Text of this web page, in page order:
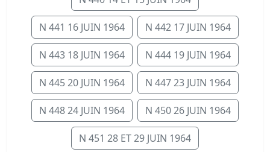
N 441 16 JUIN 1964 N 442 17 JUIN 1964
N 443 18 JUIN 1964 N 444 19 JUIN 1964
N 445 20 JUIN 1964 N 447 23 JUIN 1964
N 448 24 JUIN 1964 N 450 26 JUIN 1964
N 451 28 ET 29 JUIN 1964